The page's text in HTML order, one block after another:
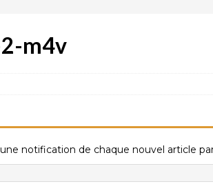
m4v
notification de chaque nouvel article